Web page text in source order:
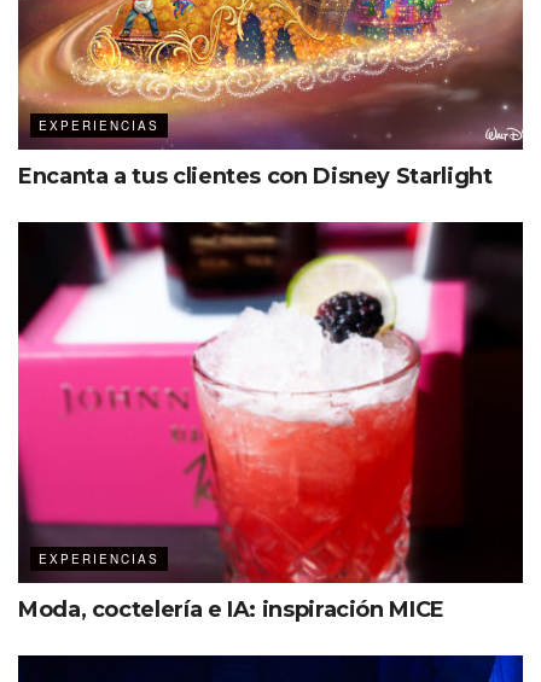
EXPERIENCIAS
Encanta a tus clientes con Disney Starlight
EXPERIENCIAS
Moda, coctelería e IA: inspiración MICE